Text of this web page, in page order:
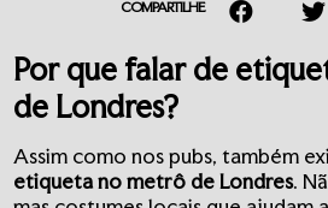
COMPARTILHE
Por que falar de
de Londres?
Assim como nos pubs, também
etiqueta no metrô de Londres.